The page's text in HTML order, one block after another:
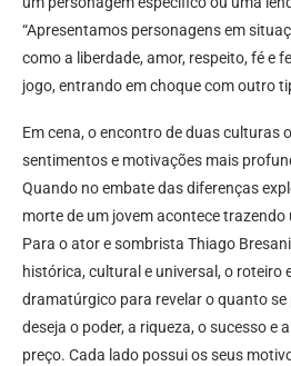
“Apresentamos personagens em
como a liberdade, amor, respeito, fé e
jogo, entrando em choque com outro
Em cena, o encontro de duas culturas
sentimentos e motivações mais
Quando no embate das diferenças
morte de um jovem acontece
Para o ator e sombrista Thiago
histórica, cultural e universal, o roteiro
dramatúrgico para revelar o quanto
deseja o poder, a riqueza, o sucesso e
preço. Cada lado possui os seus